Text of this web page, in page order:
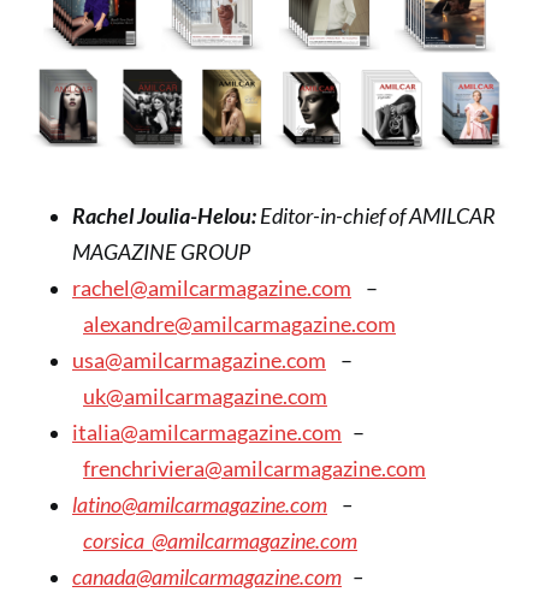
Rachel Joulia-Helou:Editor-in-chief of AMILCAR
MAGAZINE GROUP
rachel@amilcarmagazine.com –
alexandre@amilcarmagazine.com
usa@amilcarmagazine.com –
uk@amilcarmagazine.com
italia@amilcarmagazine.com –
frenchriviera@amilcarmagazine.com
latino@amilcarmagazine.com –
corsica @amilcarmagazine.com
canada@amilcarmagazine.com –